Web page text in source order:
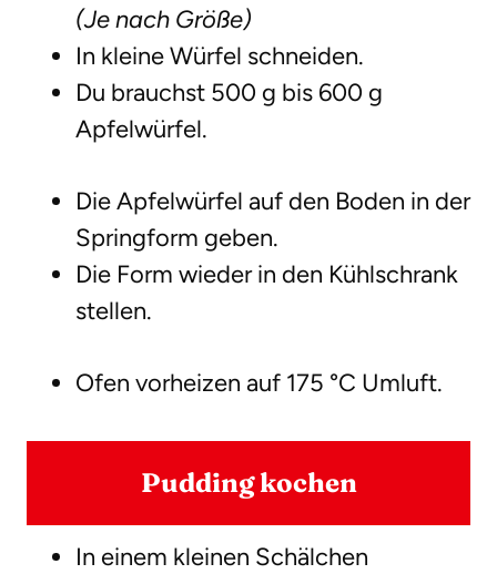
(Je nach Größe)
In kleine Würfel schneiden.
Du brauchst 500 g bis 600 g
Apfelwürfel.
Die Apfelwürfel auf den Boden in der
Springform geben.
Die Form wieder in den Kühlschrank
stellen.
Ofen vorheizen auf 175 °C Umluft.
Pudding kochen
In einem kleinen Schälchen